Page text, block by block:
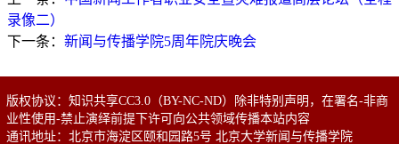
录像二）
下一条： 新闻与传播学院5周年院庆晚会
版权协议：知识共享CC3.0（BY-NC-ND）除非特别声明，在署名-非商
业性使用-禁止演绎前提下许可向公共领域传播本站内容
通讯地址：北京市海淀区颐和园路5号 北京大学新闻与传播学院